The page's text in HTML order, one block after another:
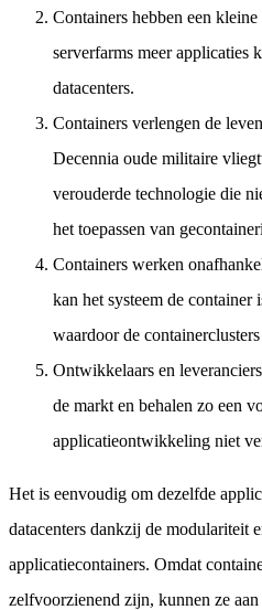
Containers hebben een
serverfarms meer applicaties
datacenters.
Containers verlengen de
Decennia oude militaire
verouderde technologie die
het toepassen van
Containers werken
kan het systeem de container
waardoor de
Ontwikkelaars en
de markt en behalen zo een
applicatieontwikkeling niet
Het is eenvoudig om dezelfde
datacenters dankzij de modulariteit
applicatiecontainers. Omdat
zelfvoorzienend zijn, kunnen ze